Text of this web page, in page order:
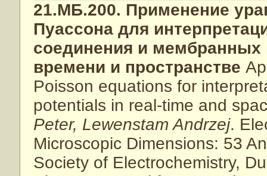
21.МБ.200. Применение
Пуассона для
соединения и мембранных
времени и пространстве
Poisson equations for
potentials in real-time and
Peter, Lewenstam Andrzej.
Microscopic Dimensions: 53
Society of Electrochemistry,